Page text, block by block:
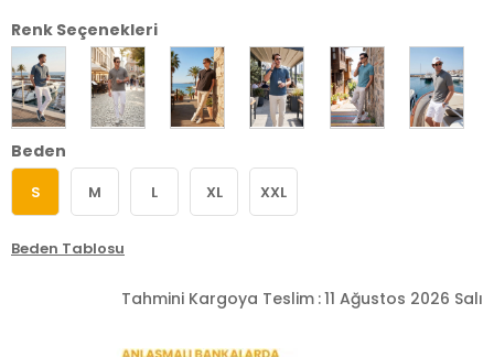
Renk Seçenekleri
Beden
S M L XL XXL
Beden Tablosu
Tahmini Kargoya Teslim :11 Ağustos 2026 Salı